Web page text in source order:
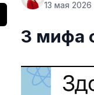
13 мая 2026
3 мифа